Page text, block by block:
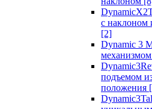
с
[2]
Dynamic 3
подъемом
положения